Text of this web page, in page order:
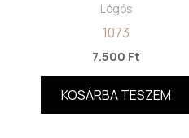
Lógós
1073
7.500 Ft
KOSÁRBA TESZEM